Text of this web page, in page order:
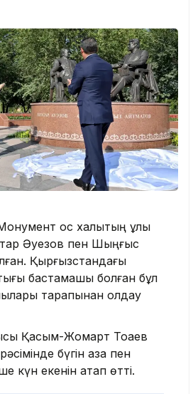
қос халықтың ұлы
Әуезов пен Шыңғыс
Қырғызстандағы
бастамашы болған бұл
тарапынан қолдау
Қасым-Жомарт Тоқаев
бүгін қазақ пен
күн екенін атап өтті.